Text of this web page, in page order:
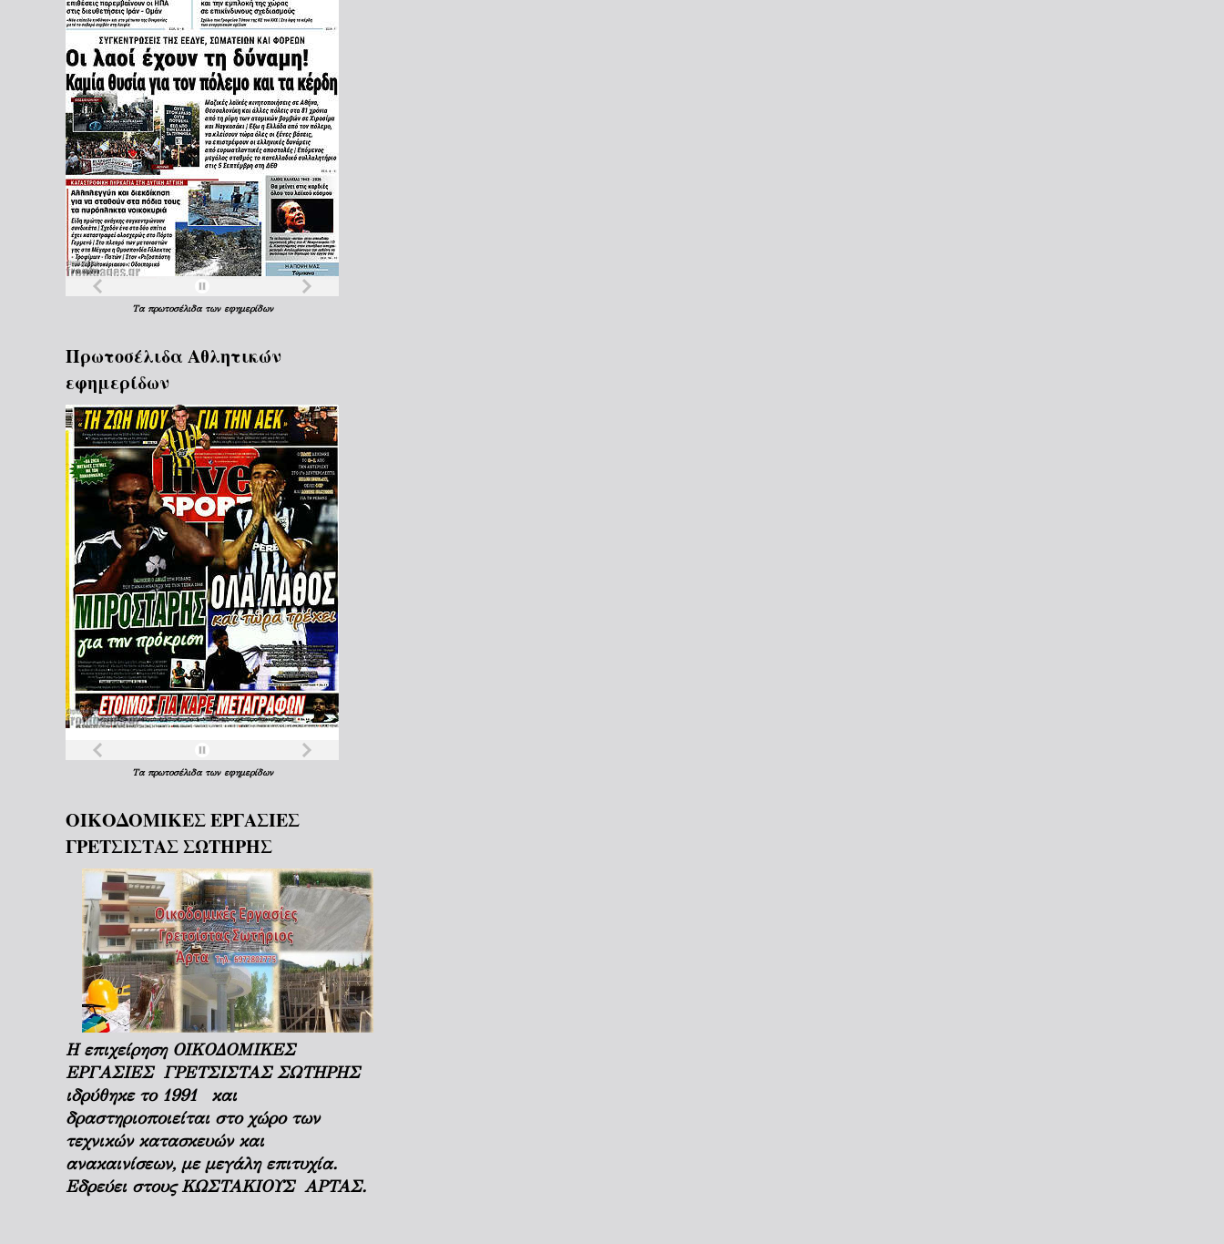
Τα πρωτοσέλιδα των εφημερίδων
Πρωτοσέλιδα Aθλητικών
εφημερίδων
Τα πρωτοσέλιδα των εφημερίδων
ΟΙΚΟΔΟΜΙΚΕΣ ΕΡΓΑΣΙΕΣ
ΓΡΕΤΣΙΣΤΑΣ ΣΩΤΗΡΗΣ
Η επιχείρηση ΟΙΚΟΔΟΜΙΚΕΣ
ΕΡΓΑΣΙΕΣ ΓΡΕΤΣΙΣΤΑΣ ΣΩΤΗΡΗΣ
ιδρύθηκε το 1991 και
δραστηριοποιείται στο χώρο των
τεχνικών κατασκευών και
ανακαινίσεων, με μεγάλη επιτυχία.
Εδρεύει στους ΚΩΣΤΑΚΙΟΥΣ ΑΡΤΑΣ.